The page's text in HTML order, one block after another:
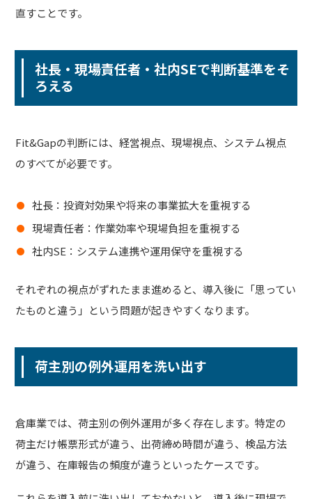
直すことです。
社長・現場責任者・社内SEで判断基準をそ
ろえる
Fit&Gapの判断には、経営視点、現場視点、システム視点
のすべてが必要です。
社長：投資対効果や将来の事業拡大を重視する
現場責任者：作業効率や現場負担を重視する
社内SE：システム連携や運用保守を重視する
それぞれの視点がずれたまま進めると、導入後に「思ってい
たものと違う」という問題が起きやすくなります。
荷主別の例外運用を洗い出す
倉庫業では、荷主別の例外運用が多く存在します。特定の
荷主だけ帳票形式が違う、出荷締め時間が違う、検品方法
が違う、在庫報告の頻度が違うといったケースです。